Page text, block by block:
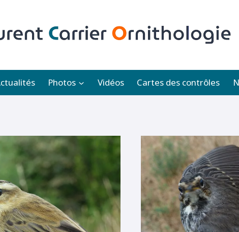
Photos Vidéos Cartes des contrôles